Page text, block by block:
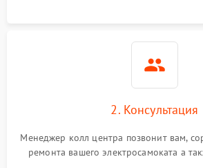
2. Консультация
Менеджер колл центра позвонит вам,
ремонта вашего электросамоката а